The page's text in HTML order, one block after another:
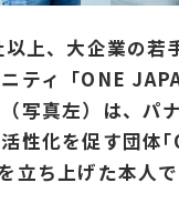
上、大企業の若
ティ「ONE
写真左）は、パ
性化を促す団体
ち上げた本人で